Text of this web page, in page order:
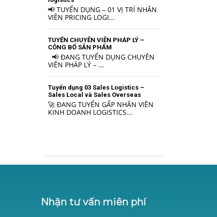
📢 TUYỂN DỤNG – 01 VỊ TRÍ NHÂN
VIÊN PRICING LOGI...
TUYỂN CHUYÊN VIÊN PHÁP LÝ –
CÔNG BỐ SẢN PHẨM
📢 ĐANG TUYỂN DỤNG CHUYÊN
VIÊN PHÁP LÝ – ...
Tuyển dụng 03 Sales Logistics –
Sales Local và Sales Overseas
🚀 ĐANG TUYỂN GẤP NHÂN VIÊN
KINH DOANH LOGISTICS...
Nhận tư vấn miên phí